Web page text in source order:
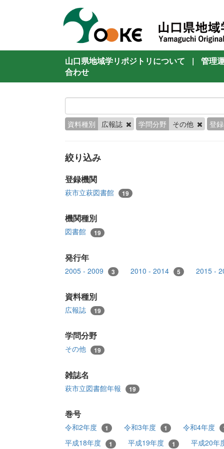
山口県地域学リポジトリについて |
管理
合わせ
資料種別 広報誌 学問分野 その他 登
絞り込み
登録機関
萩市立萩図書館 19
機関種別
図書館 19
発行年
2005 - 2009 3 2010 - 2014 5 2015 -
資料種別
広報誌 19
学問分野
その他 19
雑誌名
萩市立図書館年報 19
巻号
令和2年度 1 令和3年度 1 令和4年度
平成18年度 1 平成19年度 1
平成20年